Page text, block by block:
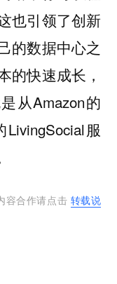
也引领了创新
的数据中心之
的快速成长，
从Amazon的
服
容合作请点击 转载说